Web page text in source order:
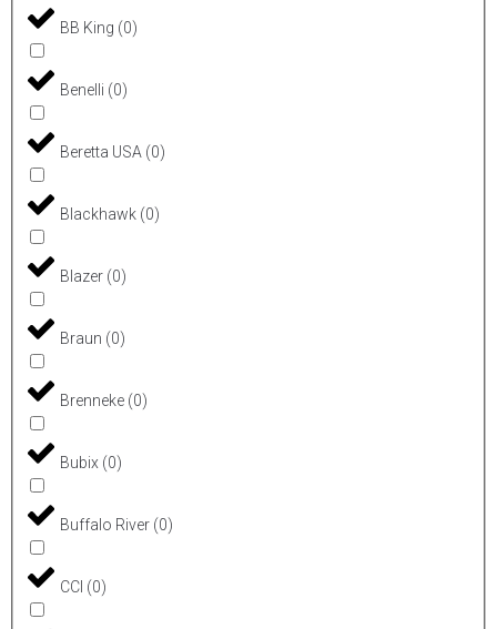
BB King (0)
Benelli (0)
Beretta USA (0)
Blackhawk (0)
Blazer (0)
Braun (0)
Brenneke (0)
Bubix (0)
Buffalo River (0)
CCI (0)